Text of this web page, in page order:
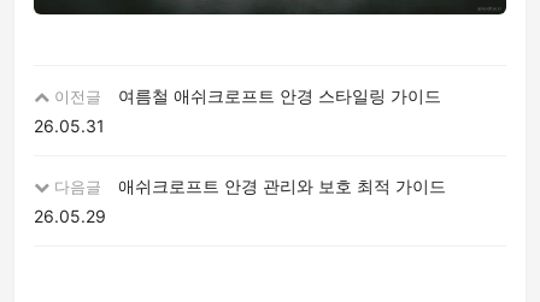
이전글
여름철 애쉬크로프트 안경 스타일링 가이드
26.05.31
다음글
애쉬크로프트 안경 관리와 보호 최적 가이드
26.05.29